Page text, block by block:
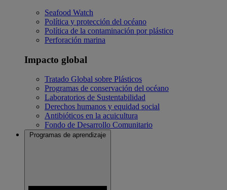
Seafood Watch
Política y protección del océano
Política de la contaminación por plástico
Perforación marina
Impacto global
Tratado Global sobre Plásticos
Programas de conservación del océano
Laboratorios de Sustentabilidad
Derechos humanos y equidad social
Antibióticos en la acuicultura
Fondo de Desarrollo Comunitario
Programas de aprendizaje